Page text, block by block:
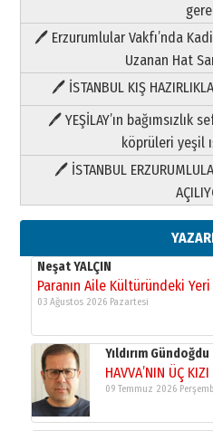
🖊 Erzurumlular Vakfı’nda
Uzanan Hat
🖊 İSTANBUL KIŞ
🖊 YEŞİLAY’ın bağımsızlık
köprüleri yeşil
🖊 İSTANBUL
Paranın Aile Kültüründeki Yeri
03 Ağustos 2026 Pazartesi
Yıldırım Gündoğdu
HAVVA’NIN ÜÇ KIZI
09 Temmuz 2026
Yusuf POLAT
Şampiyonluk
11 Mayıs 2026 Pazartesi
Neşat YALÇIN
Paranın Aile Kültüründeki Yeri
03 Ağustos 2026 Pazartesi
Yıldırım Gündoğdu
HAVVA’NIN ÜÇ KIZI
09 Temmuz 2026